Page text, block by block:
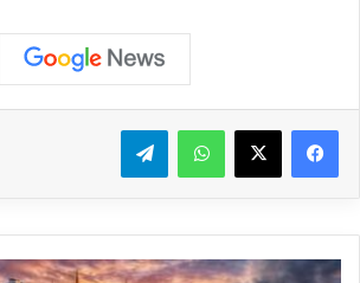
واتساب تيلقرام
#عاجل